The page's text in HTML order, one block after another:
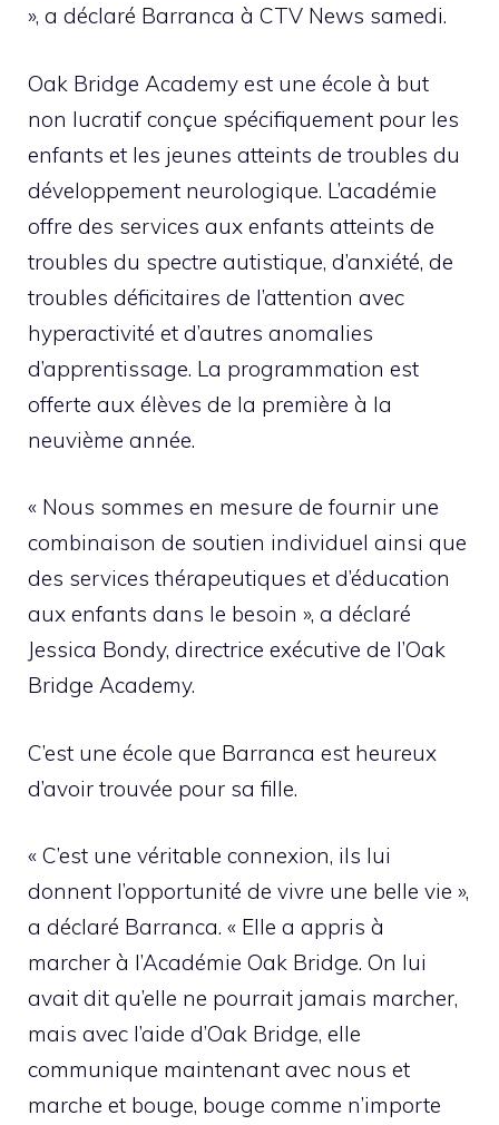
», a déclaré Barranca à CTV News samedi.
Oak Bridge Academy est une école à but
non lucratif conçue spécifiquement pour les
enfants et les jeunes atteints de troubles du
développement neurologique. L’académie
offre des services aux enfants atteints de
troubles du spectre autistique, d’anxiété, de
troubles déficitaires de l’attention avec
hyperactivité et d’autres anomalies
d’apprentissage. La programmation est
offerte aux élèves de la première à la
neuvième année.
« Nous sommes en mesure de fournir une
combinaison de soutien individuel ainsi que
des services thérapeutiques et d’éducation
aux enfants dans le besoin », a déclaré
Jessica Bondy, directrice exécutive de l’Oak
Bridge Academy.
C’est une école que Barranca est heureux
d’avoir trouvée pour sa fille.
« C’est une véritable connexion, ils lui
donnent l’opportunité de vivre une belle vie »,
a déclaré Barranca. « Elle a appris à
marcher à l’Académie Oak Bridge. On lui
avait dit qu’elle ne pourrait jamais marcher,
mais avec l’aide d’Oak Bridge, elle
communique maintenant avec nous et
marche et bouge, bouge comme n’importe